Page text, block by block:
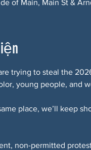
of Main, Main St &
trying to steal the
young people, and
place, we’ll keep
non-permitted